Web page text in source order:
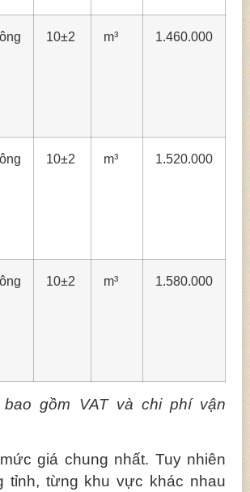
10±2 m³ 1.460.000
10±2 m³ 1.520.000
10±2 m³ 1.580.000
gồm VAT và chi phí vận
giá chung nhất. Tuy nhiên
tỉnh, từng khu vực khác nhau